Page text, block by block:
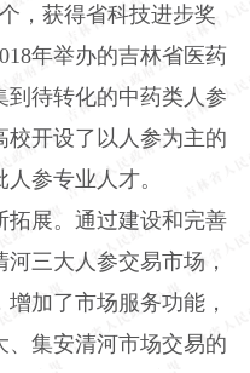
，获得省科技进步奖
年举办的吉林省医药
待转化的中药类人参
校开设了以人参为主的
参专业人才。
展。通过建设和完善
三大人参交易市场，
加了市场服务功能，
集安清河市场交易的